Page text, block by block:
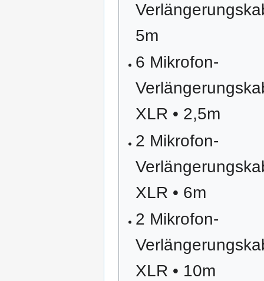
5m
6 Mikrofon-
XLR • 2,5m
2 Mikrofon-
XLR • 6m
2 Mikrofon-
XLR • 10m